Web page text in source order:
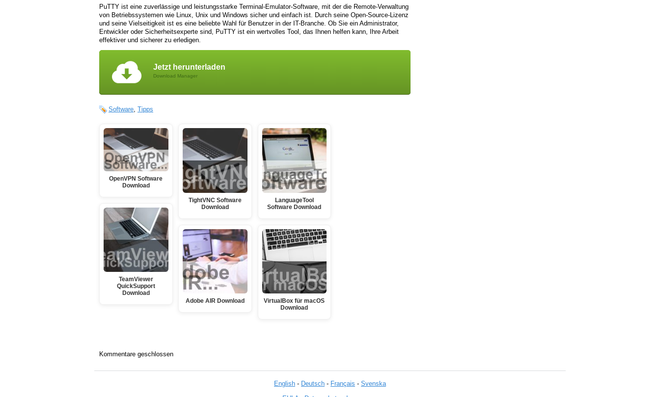
PuTTY ist eine zuverlässige und leistungsstarke Terminal-Emulator-Software, mit der die Remote-Verwaltung
von Betriebssystemen wie Linux, Unix und Windows sicher und einfach ist. Durch seine Open-Source-Lizenz
und seine Vielseitigkeit ist es eine beliebte Wahl für Benutzer in der IT-Branche. Ob Sie ein Administrator,
Entwickler oder Sicherheitsexperte sind, PuTTY ist ein wertvolles Tool, das Ihnen helfen kann, Ihre Arbeit
effektiver und sicherer zu erledigen.
Jetzt herunterladen
Download Manager
Software, Tipps
OpenVPN Software
Download
TeamViewer
QuickSupport
Download
TightVNC Software
Download
Adobe AIR Download
LanguageTool
Software Download
VirtualBox für macOS
Download
Kommentare geschlossen
English - Deutsch - Français - Svenska